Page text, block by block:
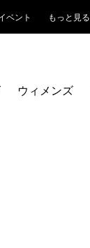
ベント もっと見る
ウィメンズ